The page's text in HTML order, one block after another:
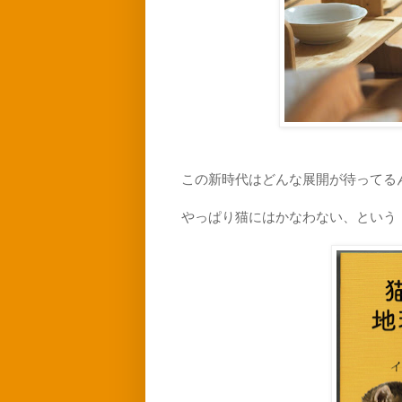
この新時代はどんな展開が待ってる
やっぱり猫にはかなわない、という